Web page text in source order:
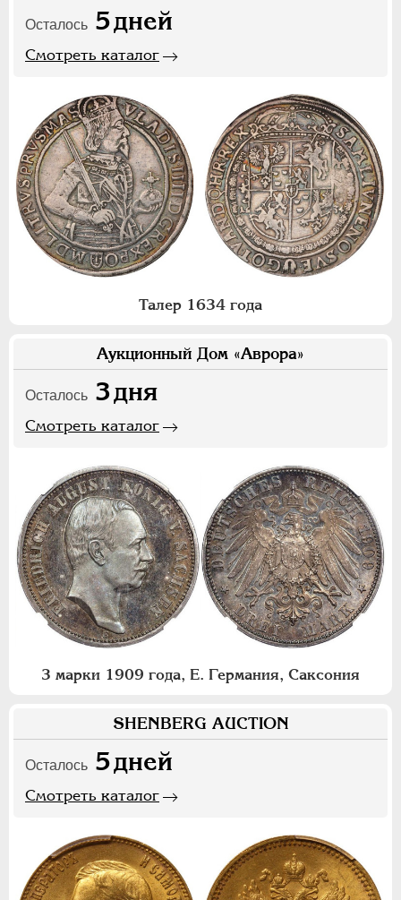
Осталось 5дней
Смотреть каталог
Талер 1634 года
Аукционный Дом «Аврора»
Осталось 3дня
Смотреть каталог
3 марки 1909 года, Е. Германия, Саксония
SHENBERG AUCTION
Осталось 5дней
Смотреть каталог